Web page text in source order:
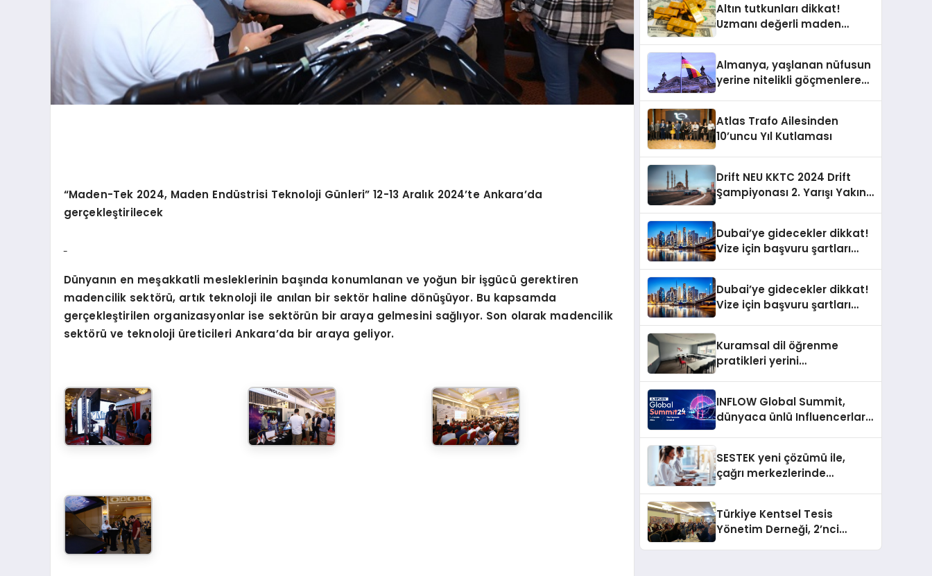
“Maden-Tek 2024, Maden Endüstrisi Teknoloji Günleri” 12-13 Aralık 2024’te Ankara’da
gerçekleştirilecek
Dünyanın en meşakkatli mesleklerinin başında konumlanan ve yoğun bir işgücü gerektiren
madencilik sektörü, artık teknoloji ile anılan bir sektör haline dönüşüyor. Bu kapsamda
gerçekleştirilen organizasyonlar ise sektörün bir araya gelmesini sağlıyor. Son olarak madencilik
sektörü ve teknoloji üreticileri Ankara’da bir araya geliyor.
Altın tutkunları dikkat!
Uzmanı değerli maden
Almanya, yaşlanan nüfusun
yerine nitelikli göçmenlere
Atlas Trafo Ailesinden
10’uncu Yıl Kutlaması
Drift NEU KKTC 2024 Drift
Şampiyonası 2. Yarışı Yakın
Dubai’ye gidecekler dikkat!
Vize için başvuru şartları
Dubai’ye gidecekler dikkat!
Vize için başvuru şartları
Kuramsal dil öğrenme
pratikleri yerini
INFLOW Global Summit,
dünyaca ünlü Influencerları
SESTEK yeni çözümü ile,
çağrı merkezlerinde
Türkiye Kentsel Tesis
Yönetim Derneği, 2’nci